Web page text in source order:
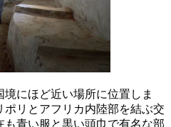
にほど近い場所に位置しま
リとアフリカ内陸部を結ぶ交
青い服と黒い頭巾で有名な部